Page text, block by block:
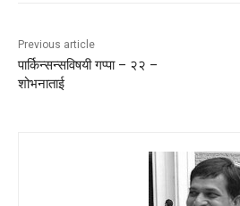
Previous article
पार्किन्सन्सविषयी गप्पा – २२ –
शोभनाताई